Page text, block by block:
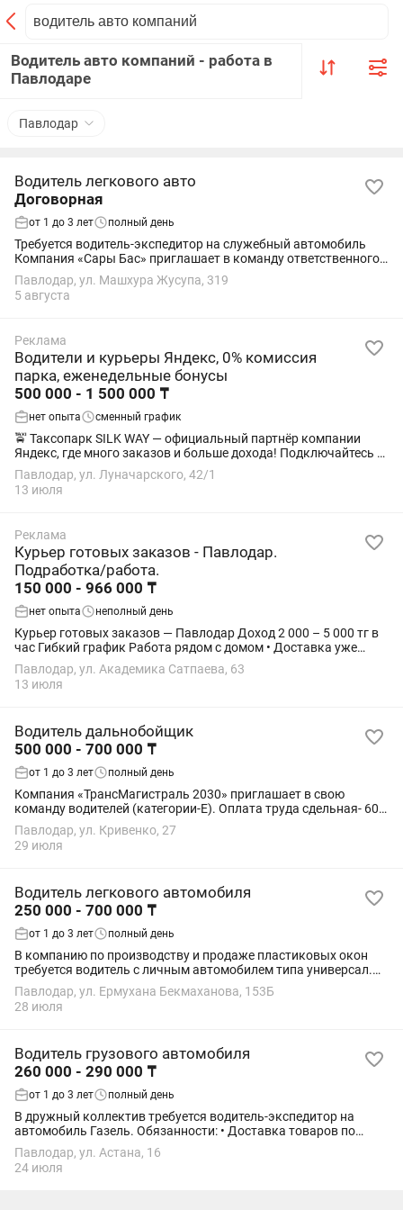
Водитель авто компаний - работа в
Павлодаре
Павлодар
Водитель легкового авто
Договорная
от 1 до 3 лет полный день
Требуется водитель-экспедитор на служебный автомобиль
Компания «Сары Бас» приглашает в команду ответственного
водителя для доставки продуктов питания в торговые точки
города Павлодара и области. Мы...
Павлодар, ул. Машхура Жусупа, 319
5 августа
Реклама
Водители и курьеры Яндекс, 0% комиссия
парка, еженедельные бонусы
500 000 - 1 500 000 ₸
нет опыта сменный график
🚖 Таксопарк SILK WAY — официальный партнёр компании
Яндекс, где много заказов и больше дохода! Подключайтесь к
Яндекс Такси через таксопарк SILK WAY и начните
зарабатывать уже сегодня! 🔥 0%...
Павлодар, ул. Луначарского, 42/1
13 июля
Реклама
Курьер готовых заказов - Павлодар.
Подработка/работа.
150 000 - 966 000 ₸
нет опыта неполный день
Курьер готовых заказов — Павлодар Доход 2 000 – 5 000 тг в
час Гибкий график Работа рядом с домом • Доставка уже
готовых заказов • Подходит без опыта • Пешком / вело /
электровело / авто / мото Мы...
Павлодар, ул. Академика Сатпаева, 63
13 июля
Водитель дальнобойщик
500 000 - 700 000 ₸
от 1 до 3 лет полный день
Компания «ТрансМагистраль 2030» приглашает в свою
команду водителей (категории-Е). Оплата труда сдельная- 60
тг/км. ✅Обязанности: - Перевозки грузов по РК и РФ; -
Поддержание чистоты и...
Павлодар, ул. Кривенко, 27
29 июля
Водитель легкового автомобиля
250 000 - 700 000 ₸
от 1 до 3 лет полный день
В компанию по производству и продаже пластиковых окон
требуется водитель с личным автомобилем типа универсал.
Обязанности: •Доставка комплектующих и небольших
заказов (окна ПВХ, москитные сетки,...
Павлодар, ул. Ермухана Бекмаханова, 153Б
28 июля
Водитель грузового автомобиля
260 000 - 290 000 ₸
от 1 до 3 лет полный день
В дружный коллектив требуется водитель-экспедитор на
автомобиль Газель. Обязанности: • Доставка товаров по
городу и области; • Погрузка/разгрузка товара (при
необходимости); • Бережное отношение к...
Павлодар, ул. Астана, 16
24 июля